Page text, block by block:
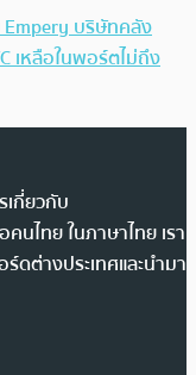
บริษัทคลัง
เหลือในพอร์ตไม่ถึง
เกี่ยวกับ
นไทย ในภาษาไทย เรา
ดต่างประเทศและนำมา